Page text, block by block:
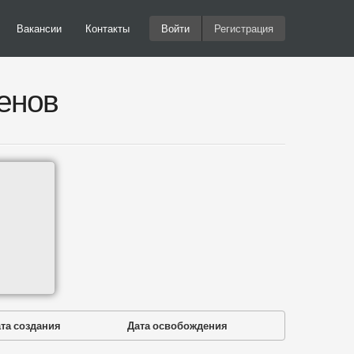
Вакансии Контакты Войти Регистрация
создания Дата освобождения